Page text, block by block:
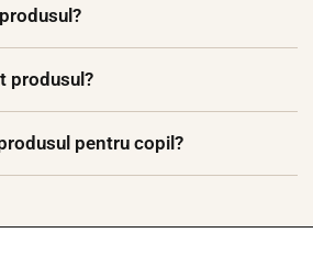
produsul?
pentru copil?